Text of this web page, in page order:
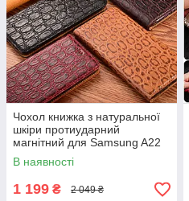
Чохол книжка з натуральної
шкіри протиударний
магнітний для Samsung A22
A225F "JACOSA"
В наявності
1 199 ₴ 2 049 ₴